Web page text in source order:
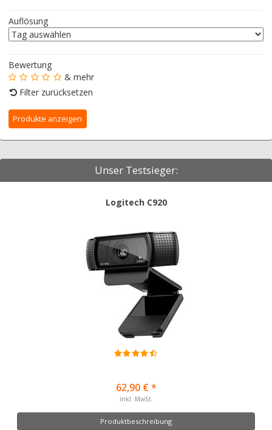
Auflösung
Bewertung
& mehr
Filter zurücksetzen
Unser Testsieger:
Logitech C920
62,90 € *
inkl. MwSt.
Produktbeschreibung